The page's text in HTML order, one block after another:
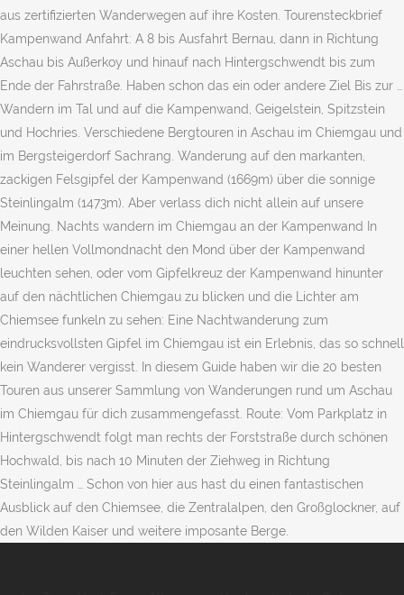
aus zertifizierten Wanderwegen auf ihre Kosten. Tourensteckbrief
Kampenwand Anfahrt: A 8 bis Ausfahrt Bernau, dann in Richtung
Aschau bis Außerkoy und hinauf nach Hintergschwendt bis zum
Ende der Fahrstraße. Haben schon das ein oder andere Ziel Bis zur …
Wandern im Tal und auf die Kampenwand, Geigelstein, Spitzstein
und Hochries. Verschiedene Bergtouren in Aschau im Chiemgau und
im Bergsteigerdorf Sachrang. Wanderung auf den markanten,
zackigen Felsgipfel der Kampenwand (1669m) über die sonnige
Steinlingalm (1473m). Aber verlass dich nicht allein auf unsere
Meinung. Nachts wandern im Chiemgau an der Kampenwand In
einer hellen Vollmondnacht den Mond über der Kampenwand
leuchten sehen, oder vom Gipfelkreuz der Kampenwand hinunter
auf den nächtlichen Chiemgau zu blicken und die Lichter am
Chiemsee funkeln zu sehen: Eine Nachtwanderung zum
eindrucksvollsten Gipfel im Chiemgau ist ein Erlebnis, das so schnell
kein Wanderer vergisst. In diesem Guide haben wir die 20 besten
Touren aus unserer Sammlung von Wanderungen rund um Aschau
im Chiemgau für dich zusammengefasst. Route: Vom Parkplatz in
Hintergschwendt folgt man rechts der Forststraße durch schönen
Hochwald, bis nach 10 Minuten der Ziehweg in Richtung
Steinlingalm … Schon von hier aus hast du einen fantastischen
Ausblick auf den Chiemsee, die Zentralalpen, den Großglockner, auf
den Wilden Kaiser und weitere imposante Berge.